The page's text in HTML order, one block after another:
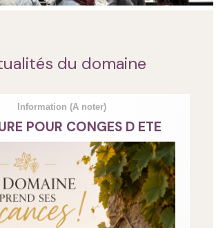
du domaine
Information (A noter)
POUR CONGES D ETE